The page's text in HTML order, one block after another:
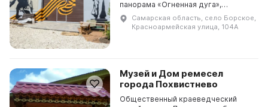
панорама «Огненная дуга»,
посвященный Герою Советского
Союза Игишеву Григорию
Ивановичу и героям боя на Тепло...
Самарская область, село Борское,
Красноармейская улица, 104А
Музей и Дом ремесел
города Похвистнево
Общественный краеведческий